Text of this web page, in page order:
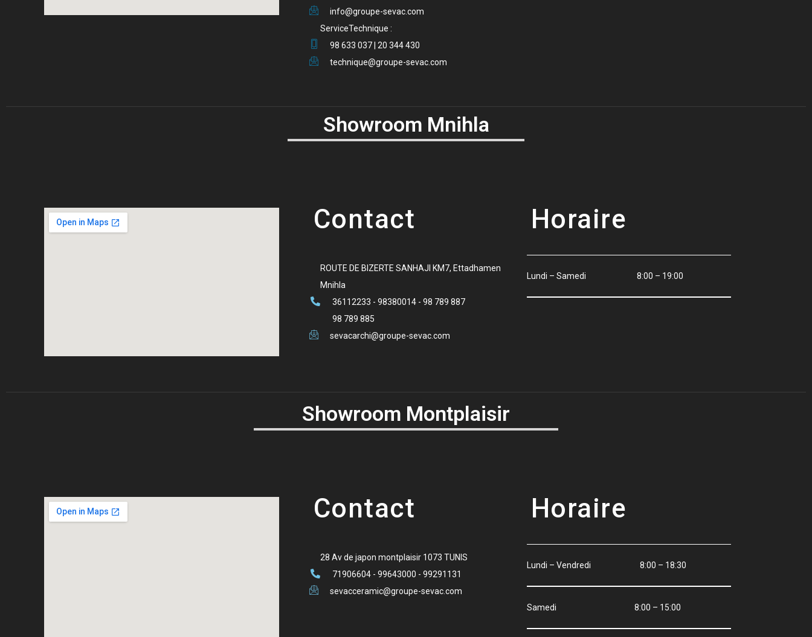
info@groupe-sevac.com
ServiceTechnique :
98 633 037 | 20 344 430
technique@groupe-sevac.com
Showroom Mnihla
Contact
ROUTE DE BIZERTE SANHAJI KM7, Ettadhamen
Mnihla
36112233 - 98380014 - 98 789 887
98 789 885
sevacarchi@groupe-sevac.com
Horaire
Lundi – Samedi 8:00 – 19:00
Showroom Montplaisir
Contact
28 Av de japon montplaisir 1073 TUNIS
71906604 - 99643000 - 99291131
sevacceramic@groupe-sevac.com
Horaire
Lundi – Vendredi 8:00 – 18:30
Samedi 8:00 – 15:00